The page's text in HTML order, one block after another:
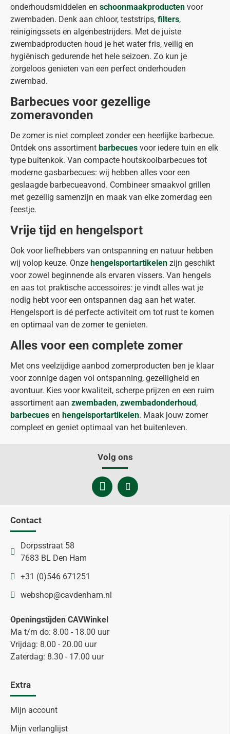
onderhoudsmiddelen en schoonmaakproducten voor
zwembaden. Denk aan chloor, teststrips, filters,
reinigingssets en algenbestrijders. Met de juiste
zwembadproducten houd je het water fris, veilig en
hygiënisch gedurende het hele seizoen. Zo kun je
zorgeloos genieten van een perfect onderhouden
zwembad.
Barbecues voor gezellige
zomeravonden
De zomer is niet compleet zonder een heerlijke barbecue.
Ontdek ons assortiment barbecues voor iedere tuin en elk
type buitenkok. Van compacte houtskoolbarbecues tot
moderne gasbarbecues: wij hebben alles voor een
geslaagde barbecueavond. Combineer smaakvol grillen
met gezellig samenzijn en maak van elke zomerdag een
feestje.
Vrije tijd en hengelsport
Ook voor liefhebbers van ontspanning en natuur hebben
wij volop keuze. Onze hengelsportartikelen zijn geschikt
voor zowel beginnende als ervaren vissers. Van hengels
en aas tot praktische accessoires: je vindt alles wat je
nodig hebt voor een ontspannen dag aan het water.
Hengelsport is dé perfecte activiteit om tot rust te komen
en optimaal van de zomer te genieten.
Alles voor een complete zomer
Met ons veelzijdige aanbod zomerproducten ben je klaar
voor zonnige dagen vol ontspanning, gezelligheid en
avontuur. Kies voor kwaliteit, scherpe prijzen en een ruim
assortiment aan zwembaden, zwembadonderhoud,
barbecues en hengelsportartikelen. Maak jouw zomer
compleet en geniet optimaal van het buitenleven.
Volg ons
Contact
Dorpsstraat 58
7683 BL Den Ham
+31 (0)546 671251
webshop@cavdenham.nl
Openingstijden CAVWinkel
Ma t/m do: 8.00 - 18.00 uur
Vrijdag: 8.00 - 20.00 uur
Zaterdag: 8.30 - 17.00 uur
Extra
Mijn account
Mijn verlanglijst